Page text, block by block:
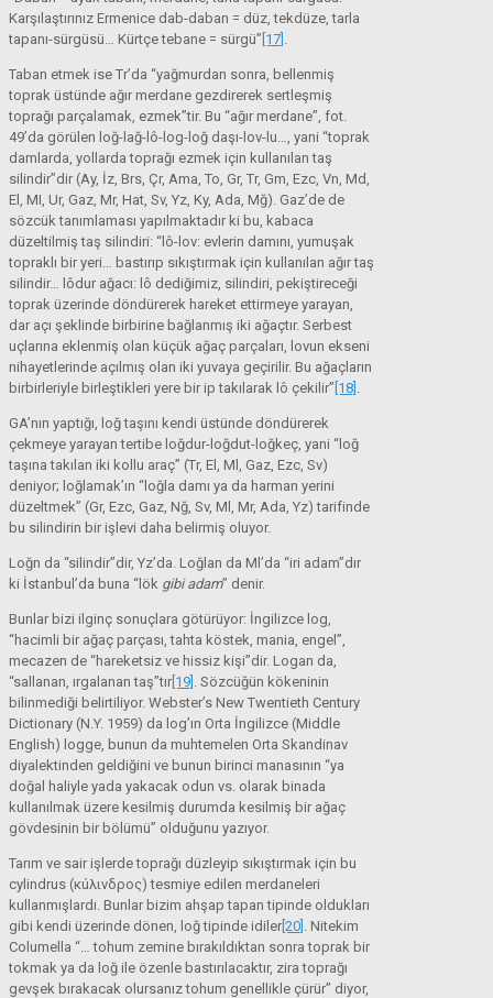
Karşılaştırınız Ermenice dab-daban = düz, tekdüze, tarla
tapanı-sürgüsü… Kürtçe tebane = sürgü” [17] .
Taban etmek ise Tr’da “yağmurdan sonra, bellenmiş
toprak üstünde ağır merdane gezdirerek sertleşmiş
toprağı parçalamak, ezmek”tir. Bu “ağır merdane”, fot.
49’da görülen loğ-lağ-lô-log-loğ daşı-lov-lu…, yani “toprak
damlarda, yollarda toprağı ezmek için kullanılan taş
silindir”dir (Ay, İz, Brs, Çr, Ama, To, Gr, Tr, Gm, Ezc, Vn, Md,
El, MI, Ur, Gaz, Mr, Hat, Sv, Yz, Ky, Ada, Mğ). Gaz’de de
sözcük tanımlaması yapılmaktadır ki bu, kabaca
düzeltilmiş taş silindiri: “lô-lov: evlerin damını, yumuşak
topraklı bir yeri… bastırıp sıkıştırmak için kullanılan ağır taş
silindir… lôdur ağacı: lô dediğimiz, silindiri, pekiştireceği
toprak üzerinde döndürerek hareket ettirmeye yarayan,
dar açı şeklinde birbirine bağlanmış iki ağaçtır. Serbest
uçlarına eklenmiş olan küçük ağaç parçaları, lovun ekseni
nihayetlerinde açılmış olan iki yuvaya geçirilir. Bu ağaçların
birbirleriyle birleştikleri yere bir ip takılarak lô çekilir” [18] .
GA’nın yaptığı, loğ taşını kendi üstünde döndürerek
çekmeye yarayan tertibe loğdur-loğdut-loğkeç, yani “loğ
taşına takılan iki kollu araç” (Tr, El, Ml, Gaz, Ezc, Sv)
deniyor; loğlamak’ın “loğla damı ya da harman yerini
düzeltmek” (Gr, Ezc, Gaz, Nğ, Sv, Ml, Mr, Ada, Yz) tarifinde
bu silindirin bir işlevi daha belirmiş oluyor.
Loğn da “silindir”dir, Yz’da. Loğlan da Ml’da “iri adam”dır
ki İstanbul’da buna “lök gibi adam” denir.
Bunlar bizi ilginç sonuçlara götürüyor: İngilizce log,
“hacimli bir ağaç parçası, tahta köstek, mania, engel”,
mecazen de “hareketsiz ve hissiz kişi”dir. Logan da,
“sallanan, ırgalanan taş”tır [19] . Sözcüğün kökeninin
bilinmediği belirtiliyor. Webster’s New Twentieth Century
Dictionary (N.Y. 1959) da log’ın Orta İngilizce (Middle
English) logge, bunun da muhtemelen Orta Skandinav
diyalektinden geldiğini ve bunun birinci manasının “ya
doğal haliyle yada yakacak odun vs. olarak binada
kullanılmak üzere kesilmiş durumda kesilmiş bir ağaç
gövdesinin bir bölümü” olduğunu yazıyor.
Tarım ve sair işlerde toprağı düzleyip sıkıştırmak için bu
cylindrus (κúλινδρος) tesmiye edilen merdaneleri
kullanmışlardı. Bunlar bizim ahşap tapan tipinde oldukları
gibi kendi üzerinde dönen, loğ tipinde idiler [20] . Nitekim
Columella “… tohum zemine bırakıldıktan sonra toprak bir
tokmak ya da loğ ile özenle bastırılacaktır, zira toprağı
gevşek bırakacak olursanız tohum genellikle çürür” diyor,